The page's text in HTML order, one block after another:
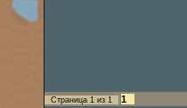
Страница 1 из 1 1